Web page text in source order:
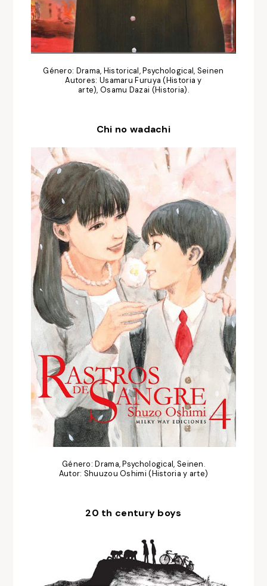
Género: Drama, Historical, Psychological, Seinen
Autores: Usamaru Furuya (Historia y
arte), Osamu Dazai (Historia).
Chi no wadachi
Género: Drama, Psychological, Seinen.
Autor: Shuuzou Oshimi (Historia y arte)
20 th century boys